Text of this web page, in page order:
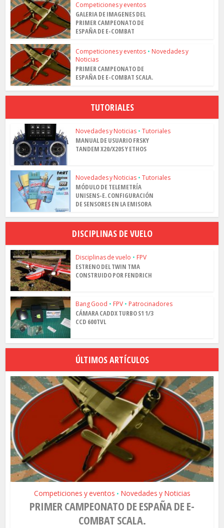
Competiciones y eventos
GALERIA DE IMAGENES DEL
PRIMER CAMPEONATO DE
ESPAÑA DE E-COMBAT
Competiciones y eventos • Novedades y
Noticias
PRIMER CAMPEONATO DE
ESPAÑA DE E-COMBAT SCALA.
TUTORIALES
Novedades y Noticias • Tutoriales
MANUAL DE USUARIO FRSKY
TANDEM X20/X20S Y ETHOS
Novedades y Noticias • Tutoriales
MÓDULO DE TELEMETRÍA
UNISENS-E. CONFIGURACIÓN
DE SENSORES EN LA EMISORA
DISCIPLINAS DE VUELO
Disciplinas de vuelo • FPV
ESTRENO DEL TWIN TMA
CONSTRUIDO POR FENDRICH
Bang Good • FPV • Patrocinadores
CÁMARA CADDX TURBO S1 1/3
CCD 600TVL
ÚLTIMOS ARTÍCULOS
Competiciones y eventos • Novedades y Noticias
PRIMER CAMPEONATO DE ESPAÑA DE E-
COMBAT SCALA.